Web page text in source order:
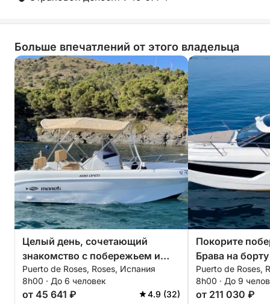
живописный и простой в использовании!
Больше впечатлений от этого владельца
Целый день, сочетающий
знакомство с побережьем и
водные развлечения вдоль
побережья Коста-Брава.
Puerto de Roses, Roses, Испания
8h00 · До 6 человек
от 45 641 ₽ 4.9 (32)
Покорите
Брава на
Flybridge.
Puerto de Roses,
8h00 · До 9
от 211 030 ₽